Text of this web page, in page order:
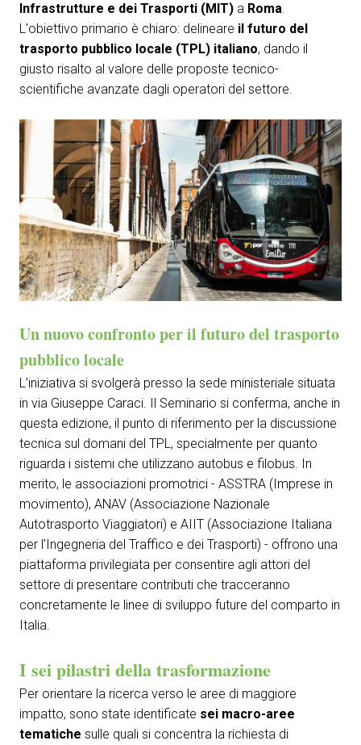
AREA RISERVATA VISITATORI
person
A cura di: IT EN
Infrastrutture e dei Trasporti (MIT) a Roma.
L'obiettivo primario è chiaro: delineare il futuro del
trasporto pubblico locale (TPL) italiano, dando il
giusto risalto al valore delle proposte tecnico-
scientifiche avanzate dagli operatori del settore.
Un nuovo confronto per il futuro del trasporto
pubblico locale
L’iniziativa si svolgerà presso la sede ministeriale situata
in via Giuseppe Caraci. Il Seminario si conferma, anche in
questa edizione, il punto di riferimento per la discussione
tecnica sul domani del TPL, specialmente per quanto
riguarda i sistemi che utilizzano autobus e filobus. In
merito, le associazioni promotrici - ASSTRA (Imprese in
movimento), ANAV (Associazione Nazionale
Autotrasporto Viaggiatori) e AIIT (Associazione Italiana
per l'Ingegneria del Traffico e dei Trasporti) - offrono una
piattaforma privilegiata per consentire agli attori del
settore di presentare contributi che tracceranno
concretamente le linee di sviluppo future del comparto in
Italia.
I sei pilastri della trasformazione
Per orientare la ricerca verso le aree di maggiore
impatto, sono state identificate sei macro-aree
tematiche sulle quali si concentra la richiesta di